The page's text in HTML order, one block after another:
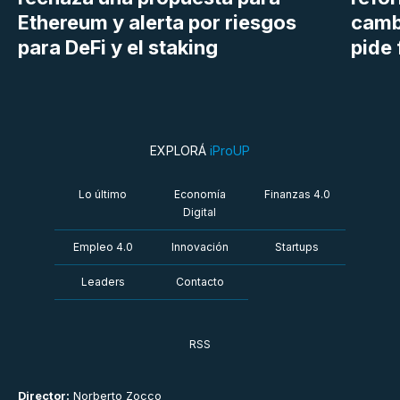
Ethereum y alerta por riesgos
para DeFi y el staking
pide
Director: Norberto Zocco
EXPLORÁ iProUP
Lo último
Economía
Digital
Finanzas 4.0
Empleo 4.0 Innovación Startups
Leaders Contacto
RSS